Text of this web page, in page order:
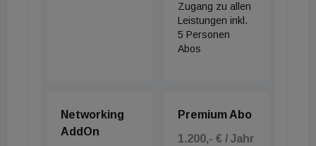
Zugang zu allen
Leistungen inkl.
5 Personen
Abos
Networking
AddOn
Premium Abo
1.200,- € / Jahr